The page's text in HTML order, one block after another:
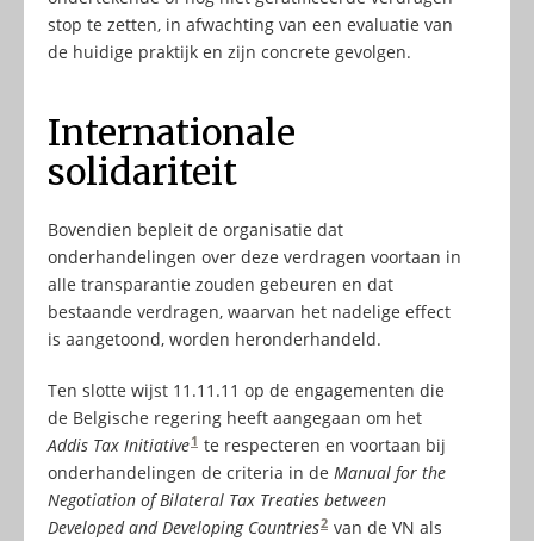
stop te zetten, in afwachting van een evaluatie van
de huidige praktijk en zijn concrete gevolgen.
Internationale
solidariteit
Bovendien bepleit de organisatie dat
onderhandelingen over deze verdragen voortaan in
alle transparantie zouden gebeuren en dat
bestaande verdragen, waarvan het nadelige effect
is aangetoond, worden heronderhandeld.
Ten slotte wijst 11.11.11 op de engagementen die
de Belgische regering heeft aangegaan om het
Addis Tax Initiative1 te respecteren en voortaan bij
onderhandelingen de criteria in de Manual for the
Negotiation of Bilateral Tax Treaties between
Developed and Developing Countries2 van de VN als